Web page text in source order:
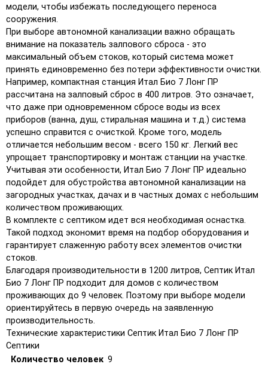
модели, чтобы избежать последующего переноса
сооружения.
При выборе автономной канализации важно обращать
внимание на показатель залпового сброса - это
максимальный объем стоков, который система может
принять единовременно без потери эффективности очистки.
Например, компактная станция Итал Био 7 Лонг ПР
рассчитана на залповый сброс в 400 литров. Это означает,
что даже при одновременном сбросе воды из всех
приборов (ванна, душ, стиральная машина и т.д.) система
успешно справится с очисткой. Кроме того, модель
отличается небольшим весом - всего 150 кг. Легкий вес
упрощает транспортировку и монтаж станции на участке.
Учитывая эти особенности, Итал Био 7 Лонг ПР идеально
подойдет для обустройства автономной канализации на
загородных участках, дачах и в частных домах с небольшим
количеством проживающих.
В комплекте с септиком идет вся необходимая оснастка.
Такой подход экономит время на подбор оборудования и
гарантирует слаженную работу всех элементов очистки
стоков.
Благодаря производительности в 1200 литров, Септик Итал
Био 7 Лонг ПР подходит для домов с количеством
проживающих до 9 человек. Поэтому при выборе модели
ориентируйтесь в первую очередь на заявленную
производительность.
Технические характеристики Септик Итал Био 7 Лонг ПР
Септики
Количество человек 9